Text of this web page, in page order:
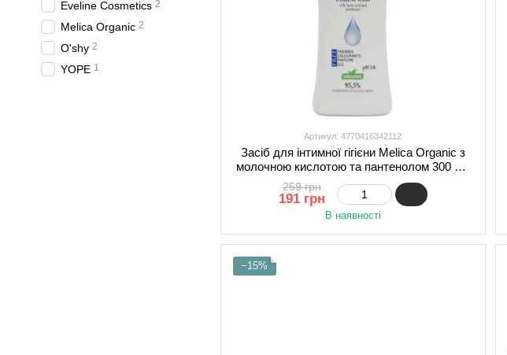
Артикул: 4770416342112
Засіб для інтимної гігієни Melica Organic з
молочною кислотою та пантенолом 300 мл
259 грн
191 грн
В наявності
−15%
Eveline Cosmetics 2
Melica Organic 2
O'shy 2
YOPE 1